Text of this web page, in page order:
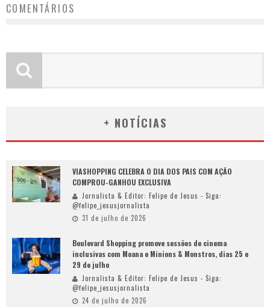
COMENTÁRIOS
+ NOTÍCIAS
VIASHOPPING CELEBRA O DIA DOS PAIS COM AÇÃO
COMPROU-GANHOU EXCLUSIVA
Jornalista & Editor: Felipe de Jesus - Siga:
@felipe_jesusjornalista
31 de julho de 2026
Boulevard Shopping promove sessões de cinema
inclusivas com Moana e Minions & Monstros, dias 25 e
29 de julho
Jornalista & Editor: Felipe de Jesus - Siga:
@felipe_jesusjornalista
24 de julho de 2026